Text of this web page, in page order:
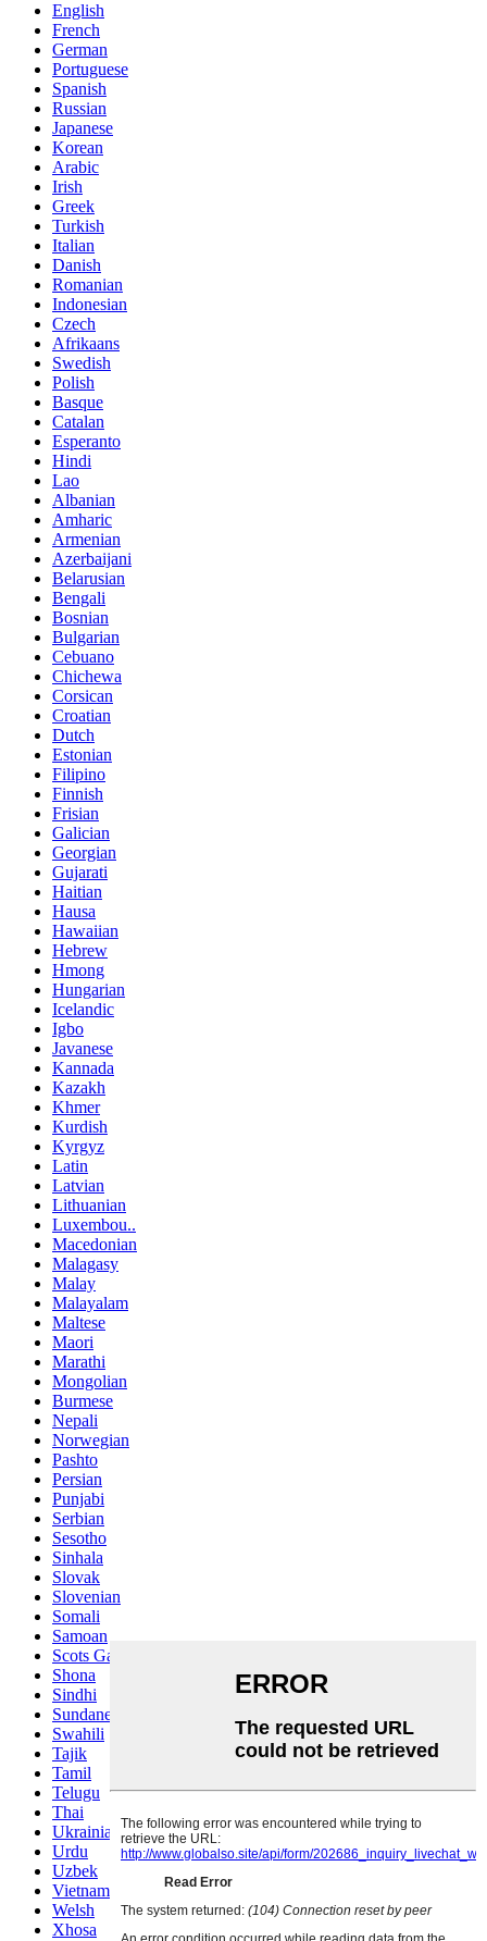
English
French
German
Portuguese
Spanish
Russian
Japanese
Korean
Arabic
Irish
Greek
Turkish
Italian
Danish
Romanian
Indonesian
Czech
Afrikaans
Swedish
Polish
Basque
Catalan
Esperanto
Hindi
Lao
Albanian
Amharic
Armenian
Azerbaijani
Belarusian
Bengali
Bosnian
Bulgarian
Cebuano
Chichewa
Corsican
Croatian
Dutch
Estonian
Filipino
Finnish
Frisian
Galician
Georgian
Gujarati
Haitian
Hausa
Hawaiian
Hebrew
Hmong
Hungarian
Icelandic
Igbo
Javanese
Kannada
Kazakh
Khmer
Kurdish
Kyrgyz
Latin
Latvian
Lithuanian
Luxembou..
Macedonian
Malagasy
Malay
Malayalam
Maltese
Maori
Marathi
Mongolian
Burmese
Nepali
Norwegian
Pashto
Persian
Punjabi
Serbian
Sesotho
Sinhala
Slovak
Slovenian
Somali
Samoan
Scots Gaelic
Shona
Sindhi
Sundanese
Swahili
Tajik
Tamil
Telugu
Thai
Ukrainian
Urdu
Uzbek
Vietnamese
Welsh
Xhosa